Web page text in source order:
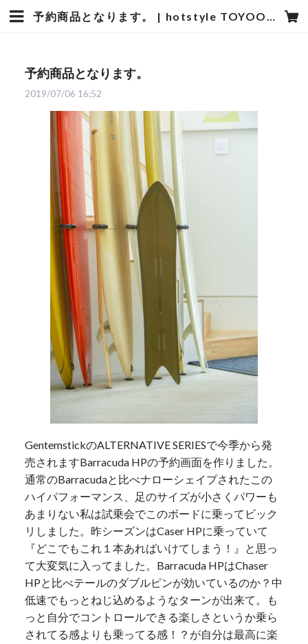
予約商品となります。 | hotstyle TOYOOKA
予約商品となります。
2019/07/06 16:52
GentemstickのALTERNATIVE SERIESで今季から発
売されますBarracuda HPの予約画面を作りました。
通常のBarracudaと比べナローシェイプされたこの
ハイパフォーマンス、足のサイズが小さくパワーも
あまりない私は試乗会でこのボードに乗ってビック
リしました。昨シーズンはCaser HPに乗っていて
『どこでもこれ１本あればいけてしまう！』と思っ
て大変気に入ってました。Barracuda HPはChaser
HPと比べテールのダブルピンが効いているのか？中
低速でもっとねじ込めるようなターンが出来て。も
っと自分でコントロールできる楽しさというか乗ら
されてる感よりも乗ってる感！？が自分は最高に楽